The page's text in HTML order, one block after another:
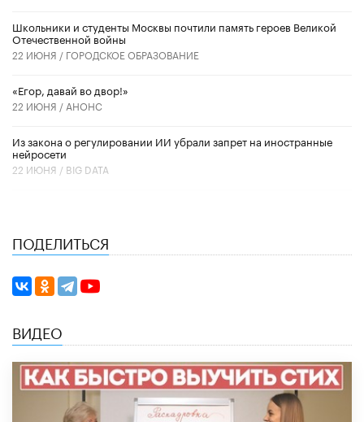
Школьники и студенты Москвы почтили память героев Великой
Отечественной войны
22 ИЮНЯ / ГОРОДСКОЕ ОБРАЗОВАНИЕ
«Егор, давай во двор!»
22 ИЮНЯ / АНОНС
Из закона о регулировании ИИ убрали запрет на иностранные
нейросети
22 ИЮНЯ / BIG DATA
ПОДЕЛИТЬСЯ
ВИДЕО